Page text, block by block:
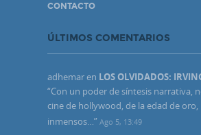
CONTACTO
ÚLTIMOS COMENTARIOS
adhemar en LOS OLVIDADOS:
“Con un poder de síntesis narrativa,
cine de hollywood, de la edad de
inmensos…” Ago 5, 13:49